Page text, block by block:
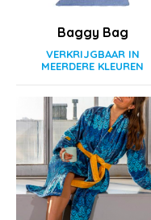
Baggy Bag